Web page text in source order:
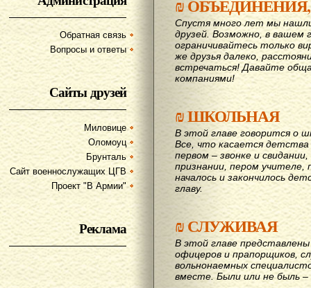
Обратная связь
Вопросы и ответы
Сайты друзей
Миловице
Оломоуц
Брунталь
Сайт военнослужащих ЦГВ
Проект "В Армии"
Реклама
₪
Спустя много лет мы
друзей. Возможно, в вашем
ограничивайтесь только
же друзья далеко,
вcтречаться! Давайте
компаниями!
₪ШКОЛЬНАЯ
В этой главе говорится о
Все, что касается
первом – звонке и
признании, пером учителе,
началось и закончилось
главу.
₪СЛУЖИВАЯ
В этой главе
офицеров и прапорщиков,
вольнонаемных
вместе. Были или не быль –